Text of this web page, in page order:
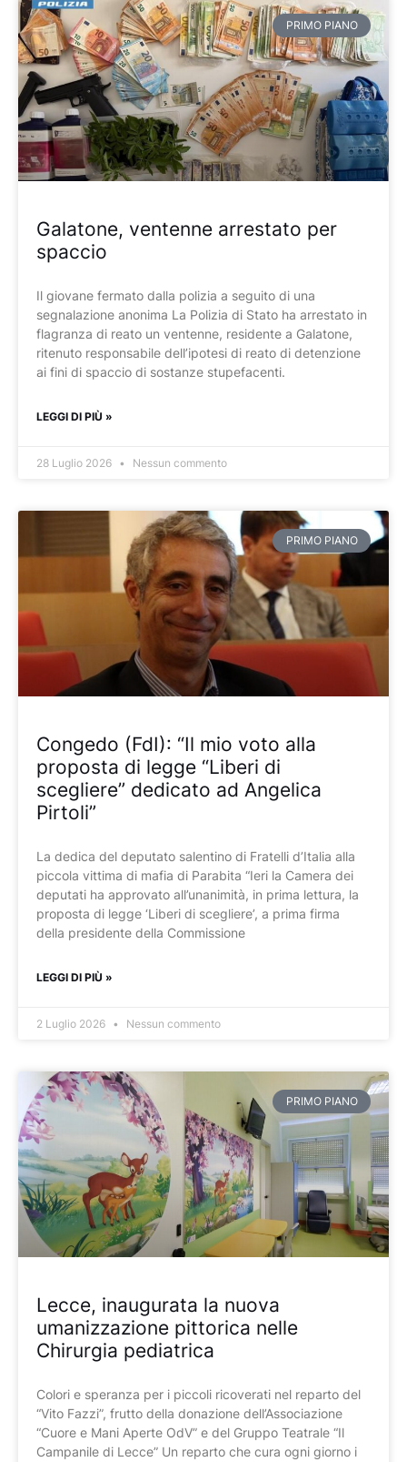
PRIMO PIANO
Galatone, ventenne arrestato per
spaccio
Il giovane fermato dalla polizia a seguito di una
segnalazione anonima La Polizia di Stato ha arrestato in
flagranza di reato un ventenne, residente a Galatone,
ritenuto responsabile dell’ipotesi di reato di detenzione
ai fini di spaccio di sostanze stupefacenti.
LEGGI DI PIÙ »
28 Luglio 2026 Nessun commento
PRIMO PIANO
Congedo (FdI): “Il mio voto alla
proposta di legge “Liberi di
scegliere” dedicato ad Angelica
Pirtoli”
La dedica del deputato salentino di Fratelli d’Italia alla
piccola vittima di mafia di Parabita “Ieri la Camera dei
deputati ha approvato all’unanimità, in prima lettura, la
proposta di legge ‘Liberi di scegliere’, a prima firma
della presidente della Commissione
LEGGI DI PIÙ »
2 Luglio 2026 Nessun commento
PRIMO PIANO
Lecce, inaugurata la nuova
umanizzazione pittorica nelle
Chirurgia pediatrica
Colori e speranza per i piccoli ricoverati nel reparto del
“Vito Fazzi”, frutto della donazione dell’Associazione
“Cuore e Mani Aperte OdV” e del Gruppo Teatrale “Il
Campanile di Lecce” Un reparto che cura ogni giorno i